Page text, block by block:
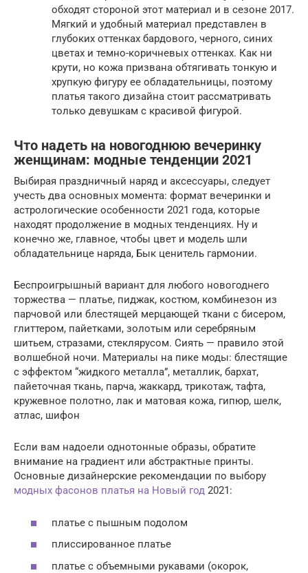
обходят стороной этот материал и в сезоне 2017.
Мягкий и удобный материал представлен в
глубоких оттенках бардового, черного, синих
цветах и темно-коричневых оттенках. Как ни
крути, но кожа призвана обтягивать тонкую и
хрупкую фигуру ее обладательницы, поэтому
платья такого дизайна стоит рассматривать
только девушкам с красивой фигурой.
Что надеть на новогоднюю вечеринку
женщинам: модные тенденции 2021
Выбирая праздничный наряд и аксессуары, следует
учесть два основных момента: формат вечеринки и
астрологические особенности 2021 года, которые
находят продолжение в модных тенденциях. Ну и
конечно же, главное, чтобы цвет и модель шли
обладательнице наряда, Бык ценитель гармонии.
Беспроигрышный вариант для любого новогоднего
торжества — платье, пиджак, костюм, комбинезон из
парчовой или блестящей мерцающей ткани с бисером,
глиттером, пайетками, золотым или серебряным
шитьем, стразами, стеклярусом. Сиять — правило этой
волшебной ночи. Материалы на пике моды: блестящие
с эффектом “жидкого металла”, металлик, бархат,
пайеточная ткань, парча, жаккард, трикотаж, тафта,
кружевное полотно, лак и матовая кожа, гипюр, шелк,
атлас, шифон
Если вам надоели однотонные образы, обратите
внимание на градиент или абстрактные принты.
Основные дизайнерские рекомендации по выбору
модных фасонов платья на Новый год 2021:
платье с пышным подолом
плиссированное платье
платье с объемными рукавами (окорок,